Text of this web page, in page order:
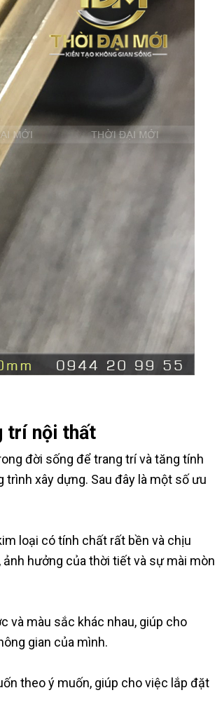
trí nội thất
đời sống để trang trí và tăng tính
xây dựng. Sau đây là một số ưu
loại có tính chất rất bền và chịu
hưởng của thời tiết và sự mài mòn
và màu sắc khác nhau, giúp cho
gian của mình.
theo ý muốn, giúp cho việc lắp đặt